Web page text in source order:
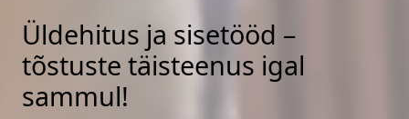
Üldehitus ja sisetööd –
tõstuste täisteenus igal
sammul!